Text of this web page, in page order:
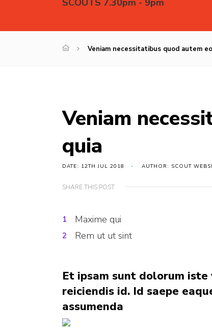
SCOUTS 7.30pm - 9pm
Veniam necessitatibus quod autem
Veniam
quia
DATE: 12TH JUL 2018 AUTHOR: SCOUT
SHARE THIS POST
Maxime qui
Rem ut ut sint
Et ipsam sunt dolorum
reiciendis id. Id saepe
assumenda